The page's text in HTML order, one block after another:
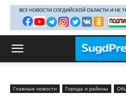
Главные новости Города и районы